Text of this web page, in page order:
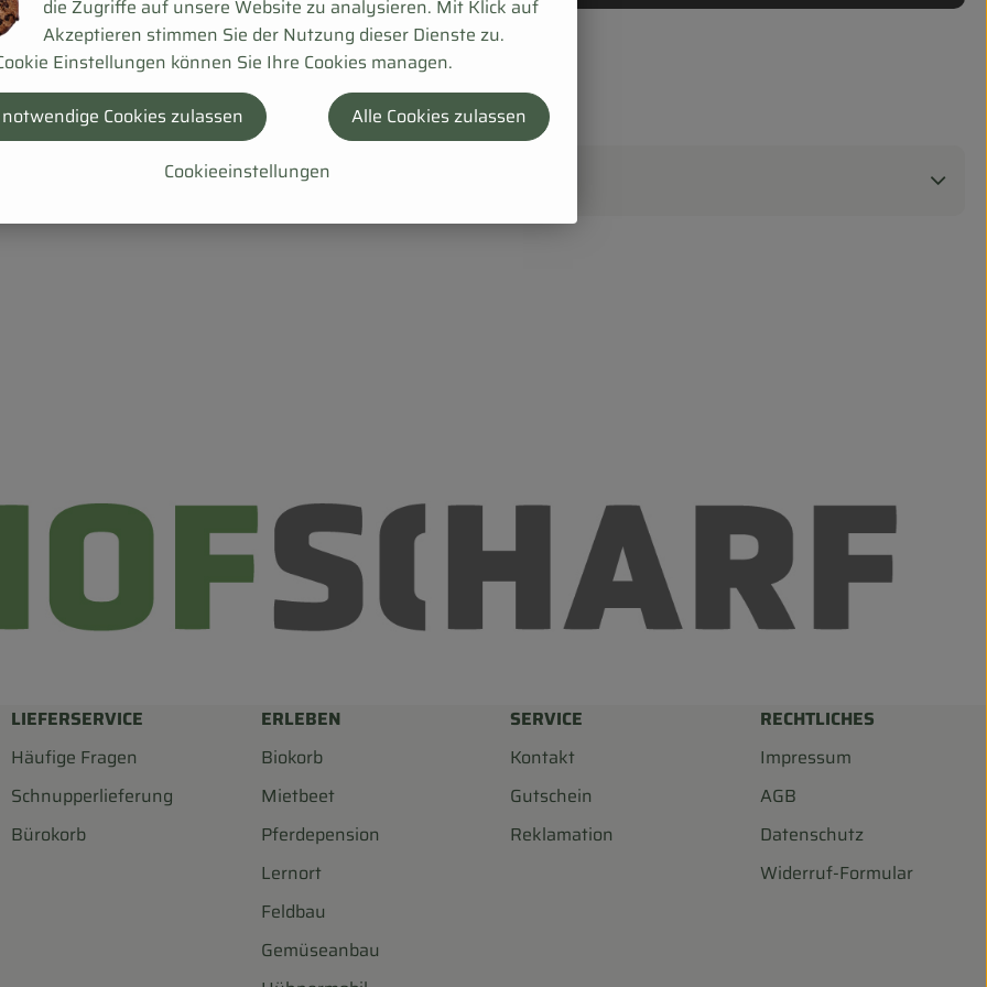
LIEFERSERVICE
Häufige Fragen
Schnupperlieferung
Bürokorb
ERLEBEN
Biokorb
Mietbeet
Pferdepension
Lernort
Feldbau
Gemüseanbau
SERVICE
Kontakt
Gutschein
Reklamation
RECHTLICHES
Impressum
AGB
Datenschutz
Widerruf-Formular
die Zugriffe auf unsere Website zu analysieren. Mit Klick auf
Akzeptieren stimmen Sie der Nutzung dieser Dienste zu.
Einstellungen können Sie Ihre Cookies managen.
Cookieeinstellungen
Cookies zulassen Alle Cookies zulassen